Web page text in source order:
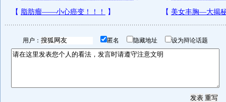
用户： 匿名 隐藏地址 设为辩论话题